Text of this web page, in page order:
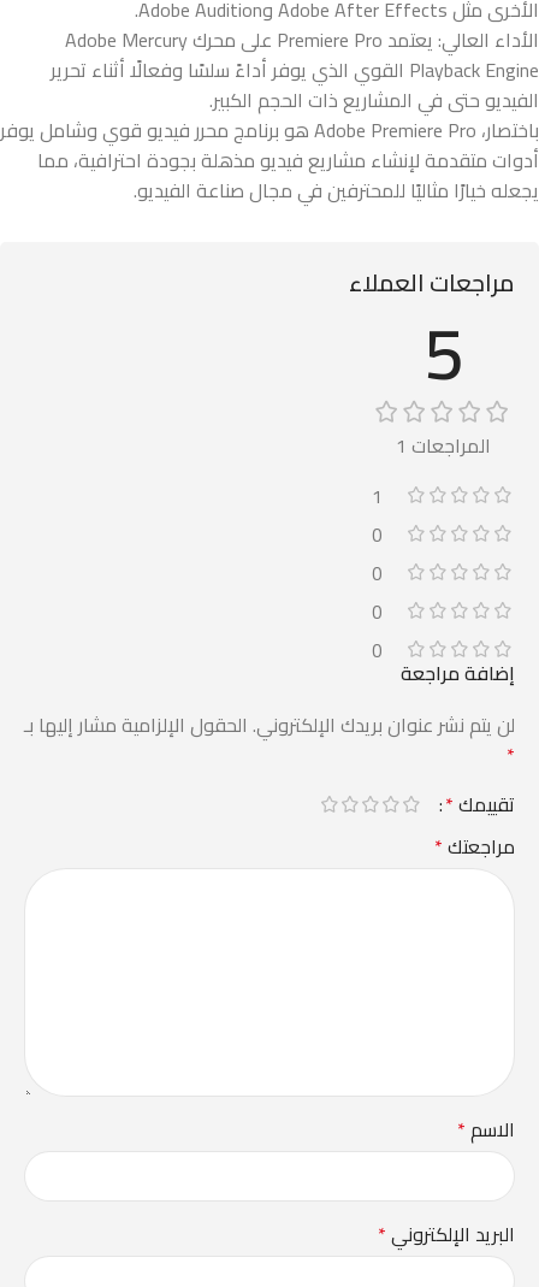
الأخرى مثل Adobe After Effects وAdobe Audition.
الأداء العالي: يعتمد Premiere Pro على محرك Adobe Mercury
Playback Engine القوي الذي يوفر أداءً سلسًا وفعالًا أثناء تحرير
الفيديو حتى في المشاريع ذات الحجم الكبير.
باختصار، Adobe Premiere Pro هو برنامج محرر فيديو قوي وشامل يوفر
أدوات متقدمة لإنشاء مشاريع فيديو مذهلة بجودة احترافية، مما
يجعله خيارًا مثاليًا للمحترفين في مجال صناعة الفيديو.
مراجعات العملاء
5
المراجعات 1
1
0
0
0
0
إضافة مراجعة
لن يتم نشر عنوان بريدك الإلكتروني. الحقول الإلزامية مشار إليها بـ
*
تقييمك*
مراجعتك*
الاسم*
البريد الإلكتروني*